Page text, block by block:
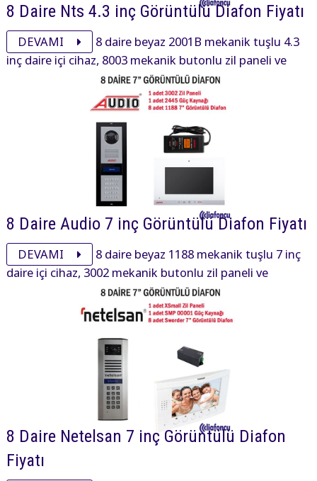
8 Daire Nts 4.3 inç Görüntülü Diafon Fiyatı
DEVAMI
8 daire beyaz 2001B mekanik tuşlu 4.3
inç daire içi cihaz, 8003 mekanik butonlu zil paneli ve
aksesuarı ile görüntülü diafon paketi 16095₺ dir.
8 Daire Audio 7 inç Görüntülü Diafon Fiyatı
DEVAMI
8 daire beyaz 1188 mekanik tuşlu 7 inç
daire içi cihaz, 3002 mekanik butonlu zil paneli ve
aksesuarı ile görüntülü diafon paketi 30100₺ dir.
8 Daire Netelsan 7 inç Görüntülü Diafon
Fiyatı